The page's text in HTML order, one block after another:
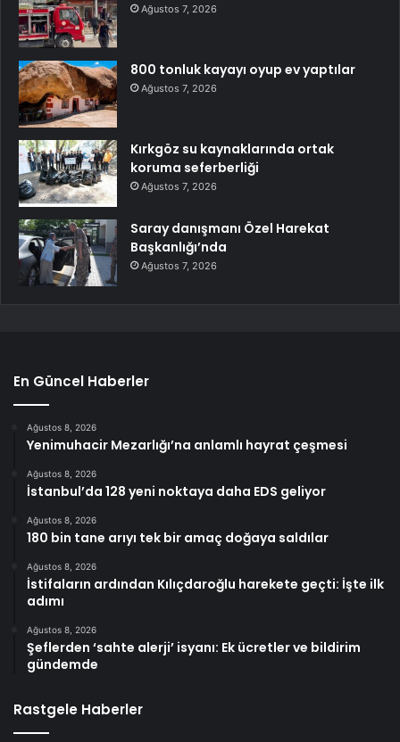
Ağustos 7, 2026
800 tonluk kayayı oyup ev yaptılar
Ağustos 7, 2026
Kırkgöz su kaynaklarında ortak
koruma seferberliği
Ağustos 7, 2026
Saray danışmanı Özel Harekat
Başkanlığı’nda
Ağustos 7, 2026
En Güncel Haberler
Ağustos 8, 2026
Yenimuhacir Mezarlığı’na anlamlı hayrat çeşmesi
Ağustos 8, 2026
İstanbul’da 128 yeni noktaya daha EDS geliyor
Ağustos 8, 2026
180 bin tane arıyı tek bir amaç doğaya saldılar
Ağustos 8, 2026
İstifaların ardından Kılıçdaroğlu harekete geçti: İşte ilk
adımı
Ağustos 8, 2026
Şeflerden ‘sahte alerji’ isyanı: Ek ücretler ve bildirim
gündemde
Rastgele Haberler